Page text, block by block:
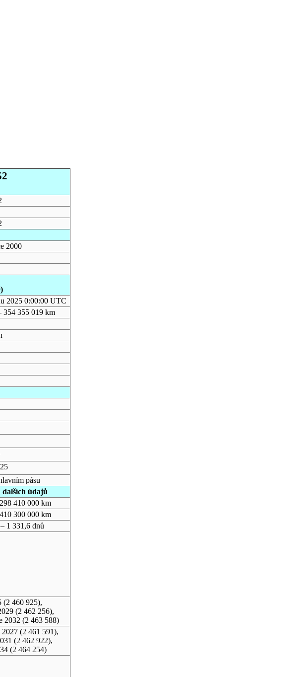
2000
2025 0:00:00 UTC
354 355 019 km
pásu
dalších údajů
410 000 km
300 000 km
1 331,6 dnů
(2 460 925),
(2 462 256),
2032 (2 463 588)
2027(2 461 591),
(2 462 922),
(2 464 254)